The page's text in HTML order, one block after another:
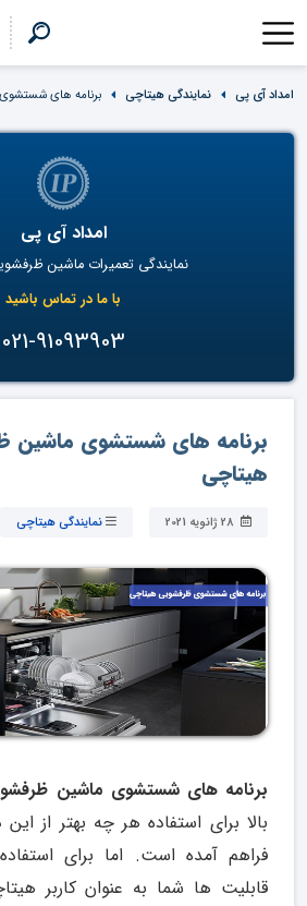
امداد آی پی نمایندگی هیتاچی برنامه های
امداد آی پی
نمایندگی تعمیرات ماشین
با ما در تماس باشید
021-91093903
برنامه های شستشوی ماشین
هیتاچی
نمایندگی هیتاچی
برنامه های شستشوی ماشین
بالا برای استفاده هر چه بهتر از این
فراهم آمده است. اما برای
قابلیت ها شما به عنوان کاربر